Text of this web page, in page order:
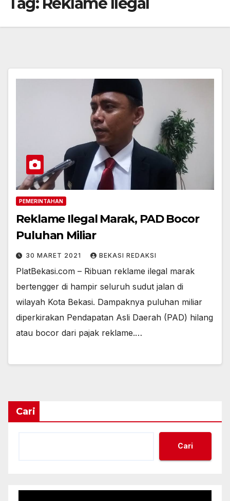
PEMERINTAHAN
Reklame Ilegal Marak, PAD Bocor
Puluhan Miliar
30 MARET 2021 BEKASI REDAKSI
PlatBekasi.com – Ribuan reklame ilegal marak
bertengger di hampir seluruh sudut jalan di
wilayah Kota Bekasi. Dampaknya puluhan miliar
diperkirakan Pendapatan Asli Daerah (PAD) hilang
atau bocor dari pajak reklame.…
Cari
Cari